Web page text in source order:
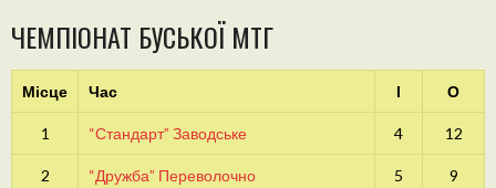
ЧЕМПІОНАТ БУСЬКОЇ МТГ
Місце Час І О
1 “Стандарт” Заводське 4 12
2 “Дружба” Переволочно 5 9